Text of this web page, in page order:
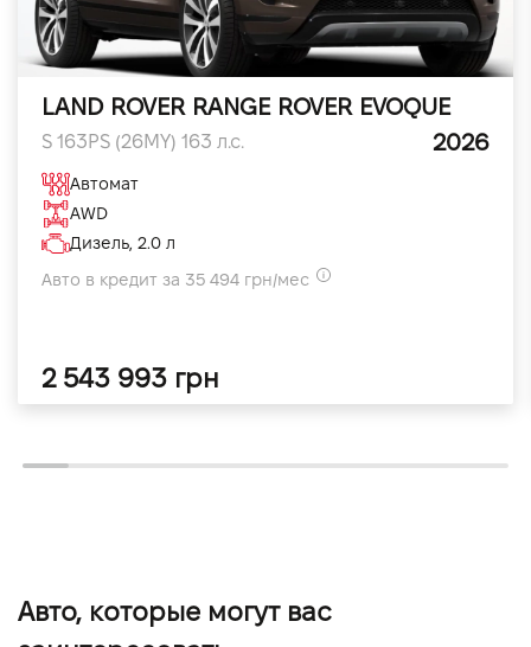
LAND ROVER RANGE ROVER EVOQUE
S 163PS (26MY) 163 л.с. 2026
Автомат
AWD
Дизель, 2.0 л
Авто в кредит за 35 494 грн/мес
2 543 993 грн
Авто, которые могут вас